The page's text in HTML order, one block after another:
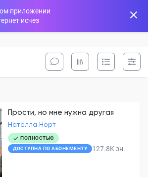
приложении
исчез
Прости, но мне нужна другая
Нателла Норт
ПОЛНОСТЬЮ
ДОСТУПНА ПО АБОНЕМЕНТУ
127.8K зн.